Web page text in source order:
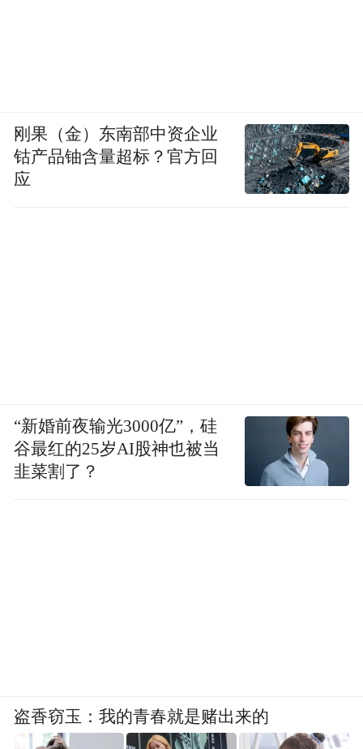
刚果（金）东南部中资企业
钴产品铀含量超标？官方回
应
“新婚前夜输光3000亿”，硅
谷最红的25岁AI股神也被当
韭菜割了？
盗香窃玉：我的青春就是赌出来的